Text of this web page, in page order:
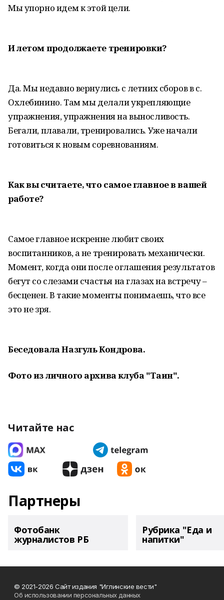
Мы упорно идем к этой цели.
И летом продолжаете тренировки?
Да. Мы недавно вернулись с летних сборов в с.
Охлебинино. Там мы делали укрепляющие
упражнения, упражнения на выносливость.
Бегали, плавали, тренировались. Уже начали
готовиться к новым соревнованиям.
Как вы считаете, что самое главное в вашей
работе?
Самое главное искренне любит своих
воспитанников, а не тренировать механически.
Момент, когда они после оглашения результатов
бегут со слезами счастья на глазах на встречу –
бесценен. В такие моменты понимаешь, что все
это не зря.
Беседовала Назгуль Кондрова.
Фото из личного архива клуба "Таин".
Читайте нас
Партнеры
Фотобанк
журналистов РБ
Рубрика "Еда и
напитки"
© 2021-2026 Сайт издания "Иглинские вести"
Об использовании персональных данных